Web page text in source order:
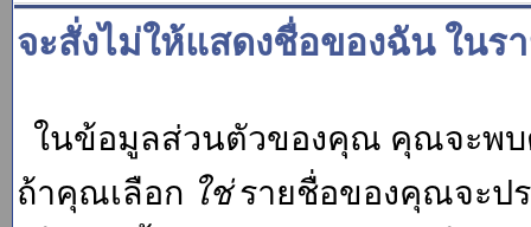
จะสั่งไม่ให้แสดงชื่อของฉัน ในร
ในข้อมูลส่วนตัวของคุณ คุณจะพบ
ถ้าคุณเลือก ใช่รายชื่อของคุณจะปร